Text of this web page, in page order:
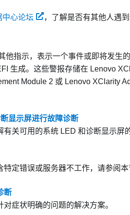
中心论坛 ，了解是否有其他人遇到
他指示，表示一个事件或即将发生
生成。这些警报存储在 Lenovo
Module 2 或 Lenovo XClarity
显示屏进行故障诊断
关可用的系统 LED 和诊断显示屏
定错误或服务器不工作，请参阅本
断
症状明确的问题的解决方案。